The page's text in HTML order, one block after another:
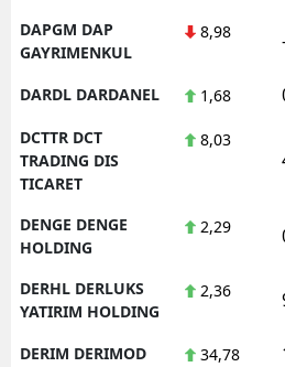
DAPGM DAP
GAYRIMENKUL
8,98
DARDL DARDANEL 1,68
DCTTR DCT
TRADING DIS
TICARET
8,03
DENGE DENGE
HOLDING
2,29
DERHL DERLUKS
YATIRIM HOLDING
2,36
DERIM DERIMOD 34,78